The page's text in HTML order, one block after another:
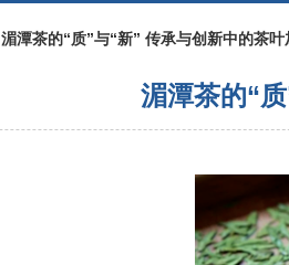
湄潭茶的“质”与“新” 传承与创新中的茶
湄潭茶的“